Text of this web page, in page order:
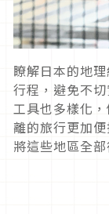
瞭解日本的地
行程，避免不
工具也多樣化
離的旅行更加
將這些地區全